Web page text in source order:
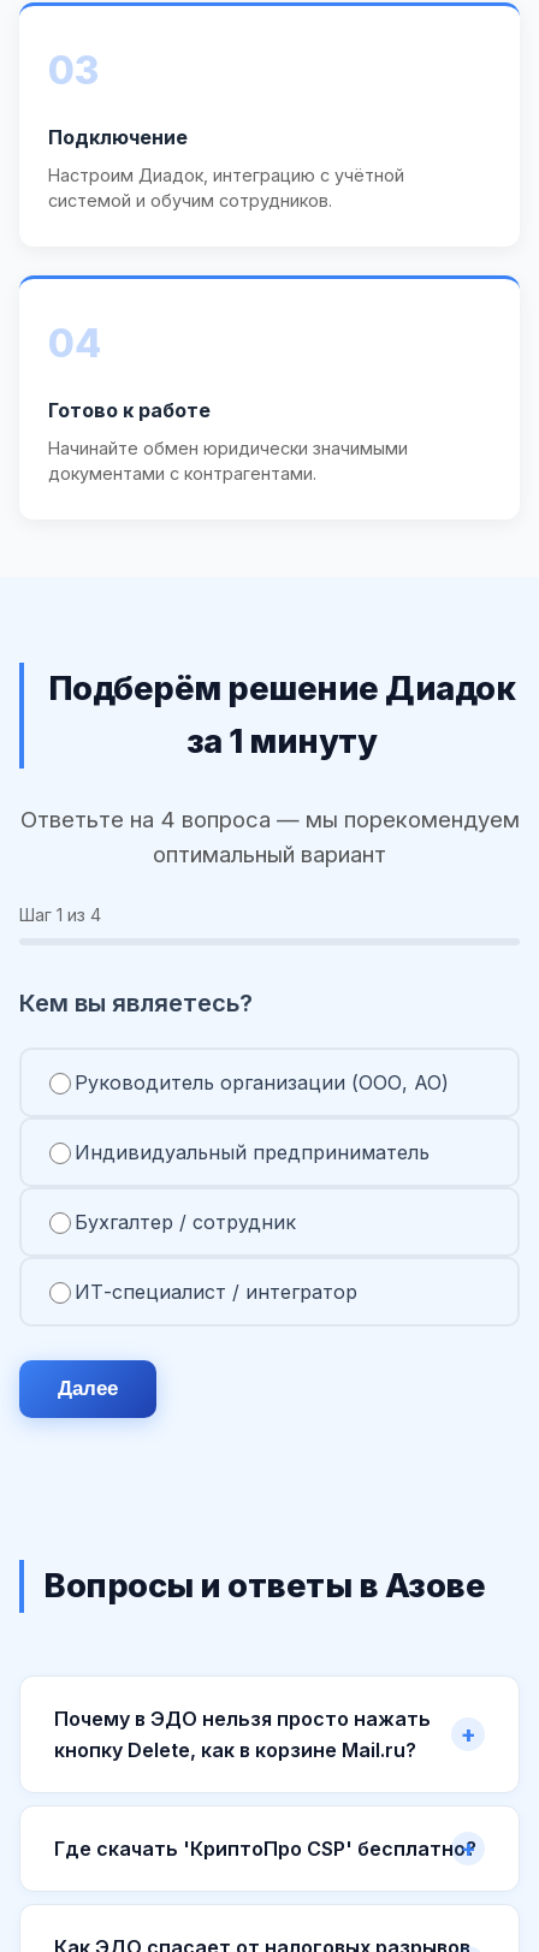
03
Подключение
Настроим Диадок, интеграцию с учётной
системой и обучим сотрудников.
04
Готово к работе
Начинайте обмен юридически значимыми
документами с контрагентами.
Подберём решение Диадок
за 1 минуту
Ответьте на 4 вопроса — мы порекомендуем
оптимальный вариант
Шаг 1 из 4
Кем вы являетесь?
Руководитель организации (ООО, АО)
Индивидуальный предприниматель
Бухгалтер / сотрудник
ИТ-специалист / интегратор
Далее
Вопросы и ответы в Азове
Почему в ЭДО нельзя просто нажать
кнопку Delete, как в корзине Mail.ru?
Где скачать 'КриптоПро CSP' бесплатно?